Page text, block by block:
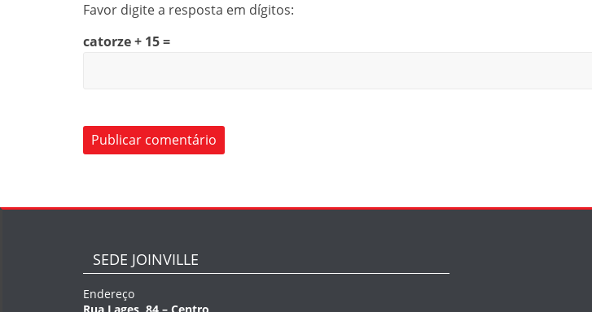
Favor digite a resposta em dígitos:
catorze + 15 =
SEDE JOINVILLE
Endereço